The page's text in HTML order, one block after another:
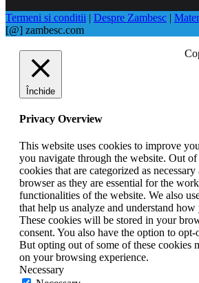
Termeni si conditii | Despre Zambesc |
[@] zambesc.com
Închide
Privacy Overview
This website uses cookies to improve
you navigate through the website. Out of
cookies that are categorized as
browser as they are essential for the
functionalities of the website. We also
that help us analyze and understand
These cookies will be stored in your
consent. You also have the option to opt-
But opting out of some of these cookies
on your browsing experience.
Necessary